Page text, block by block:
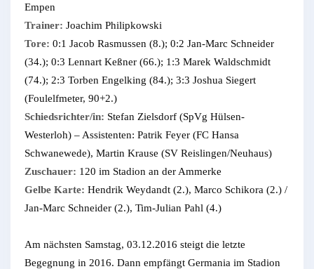
Empen
Trainer: Joachim Philipkowski
Tore: 0:1 Jacob Rasmussen (8.); 0:2 Jan-Marc Schneider
(34.); 0:3 Lennart Keßner (66.); 1:3 Marek Waldschmidt
(74.); 2:3 Torben Engelking (84.); 3:3 Joshua Siegert
(Foulelfmeter, 90+2.)
Schiedsrichter/in: Stefan Zielsdorf (SpVg Hülsen-
Westerloh) – Assistenten: Patrik Feyer (FC Hansa
Schwanewede), Martin Krause (SV Reislingen/Neuhaus)
Zuschauer: 120 im Stadion an der Ammerke
Gelbe Karte: Hendrik Weydandt (2.), Marco Schikora (2.) /
Jan-Marc Schneider (2.), Tim-Julian Pahl (4.)
Am nächsten Samstag, 03.12.2016 steigt die letzte
Begegnung in 2016. Dann empfängt Germania im Stadion